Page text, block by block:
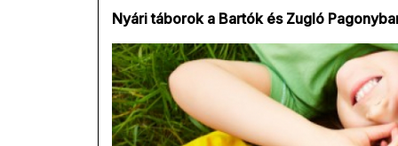
Nyári táborok a Bartók és Zugló